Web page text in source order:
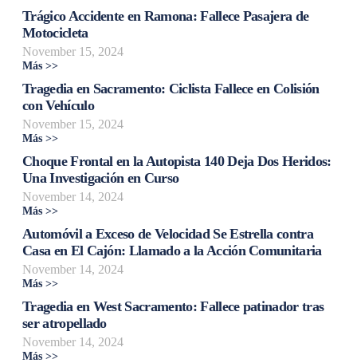
Trágico Accidente en Ramona: Fallece Pasajera de
Motocicleta
November 15, 2024
Más >>
Tragedia en Sacramento: Ciclista Fallece en Colisión
con Vehículo
November 15, 2024
Más >>
Choque Frontal en la Autopista 140 Deja Dos Heridos:
Una Investigación en Curso
November 14, 2024
Más >>
Automóvil a Exceso de Velocidad Se Estrella contra
Casa en El Cajón: Llamado a la Acción Comunitaria
November 14, 2024
Más >>
Tragedia en West Sacramento: Fallece patinador tras
ser atropellado
November 14, 2024
Más >>